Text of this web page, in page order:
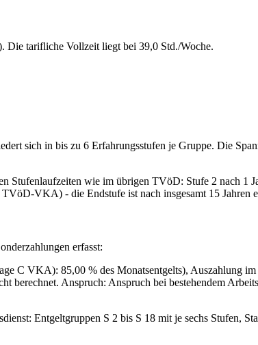
tarifliche Vollzeit liegt bei 39,0 Std./Woche.
sich in bis zu 6 Erfahrungsstufen je Gruppe. Die
Stufenlaufzeiten wie im übrigen TVöD: Stufe 2 nach 1
VKA) - die Endstufe ist nach insgesamt 15
erfasst:
C VKA): 85,00 % des Monatsentgelts), Auszahlung im
Anspruch: Anspruch bei bestehendem
Entgeltgruppen S 2 bis S 18 mit je sechs Stufen,